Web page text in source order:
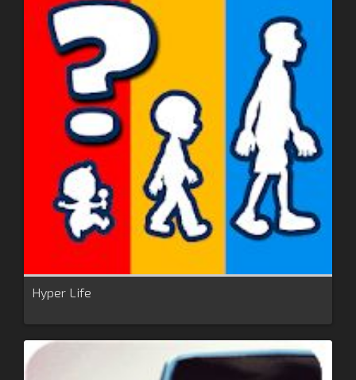
Hyper Life